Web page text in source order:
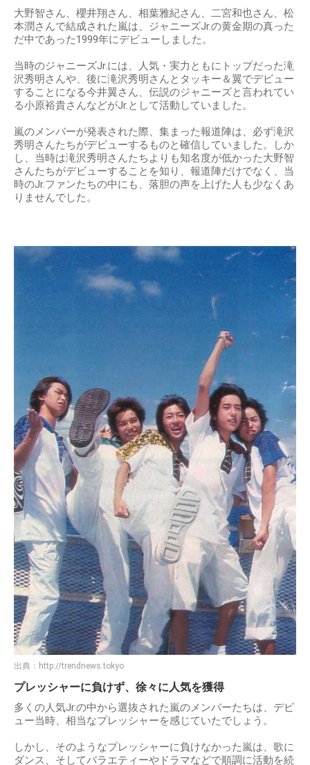
大野智さん、櫻井翔さん、相葉雅紀さん、二宮和也さん、松
本潤さんで結成された嵐は、ジャニーズJr.の黄金期の真った
だ中であった1999年にデビューしました。
当時のジャニーズJr.には、人気・実力ともにトップだった滝
沢秀明さんや、後に滝沢秀明さんとタッキー＆翼でデビュー
することになる今井翼さん、伝説のジャニーズと言われてい
る小原裕貴さんなどがJr.として活動していました。
嵐のメンバーが発表された際、集まった報道陣は、必ず滝沢
秀明さんたちがデビューするものと確信していました。しか
し、当時は滝沢秀明さんたちよりも知名度が低かった大野智
さんたちがデビューすることを知り、報道陣だけでなく、当
時のJr.ファンたちの中にも、落胆の声を上げた人も少なくあ
りませんでした。
出典： http://trendnews.tokyo
プレッシャーに負けず、徐々に人気を獲得
多くの人気Jr.の中から選抜された嵐のメンバーたちは、デビ
ュー当時、相当なプレッシャーを感じていたでしょう。
しかし、そのようなプレッシャーに負けなかった嵐は、歌に
ダンス、そしてバラエティーやドラマなどで順調に活動を続